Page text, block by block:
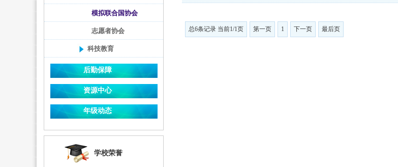
模拟联合国协会
志愿者协会
科技教育
后勤保障
资源中心
年级动态
学校荣誉
总6条记录 当前1/1页 第一页 1 下一页 最后页